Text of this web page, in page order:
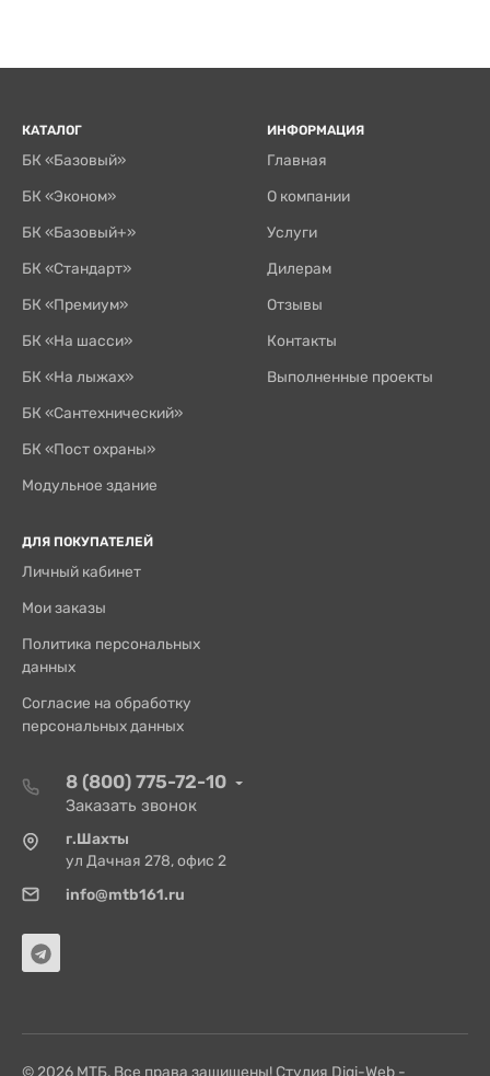
КАТАЛОГ
БК «Базовый»
БК «Эконом»
БК «Базовый+»
БК «Стандарт»
БК «Премиум»
БК «На шасси»
БК «На лыжах»
БК «Сантехнический»
БК «Пост охраны»
Модульное здание
ИНФОРМАЦИЯ
Главная
О компании
Услуги
Дилерам
Отзывы
Контакты
Выполненные проекты
ДЛЯ ПОКУПАТЕЛЕЙ
Личный кабинет
Мои заказы
Политика персональных
данных
Согласие на обработку
персональных данных
8 (800) 775-72-10
Заказать звонок
г.Шахты
ул Дачная 278, офис 2
info@mtb161.ru
© 2026 МТБ. Все права защищены! Студия Digi-Web -